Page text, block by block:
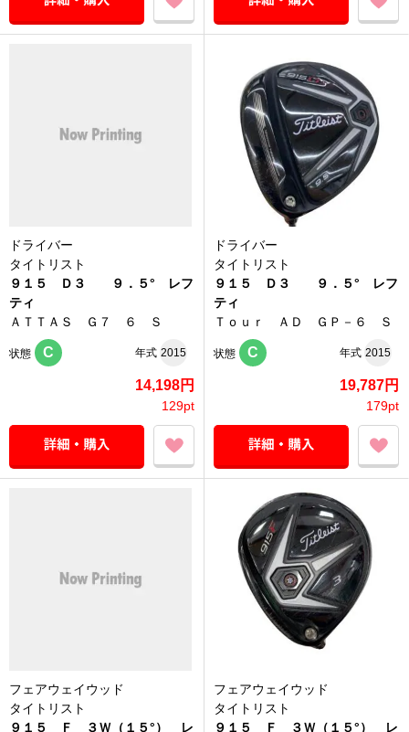
ドライバー
タイトリスト
９１５ Ｄ３ ９．５° レフ
ティ
ＡＴＴＡＳ Ｇ７ ６ Ｓ
状態 C 年式 2015
14,198円
129pt
ドライバー
タイトリスト
９１５ Ｄ３ ９．５° レフ
ティ
Ｔｏｕｒ ＡＤ ＧＰ－６ Ｓ
状態 C 年式 2015
19,787円
179pt
フェアウェイウッド
タイトリスト
９１５ Ｆ ３Ｗ（１５°） レ
フェアウェイウッド
タイトリスト
９１５ Ｆ ３Ｗ（１５°） レ